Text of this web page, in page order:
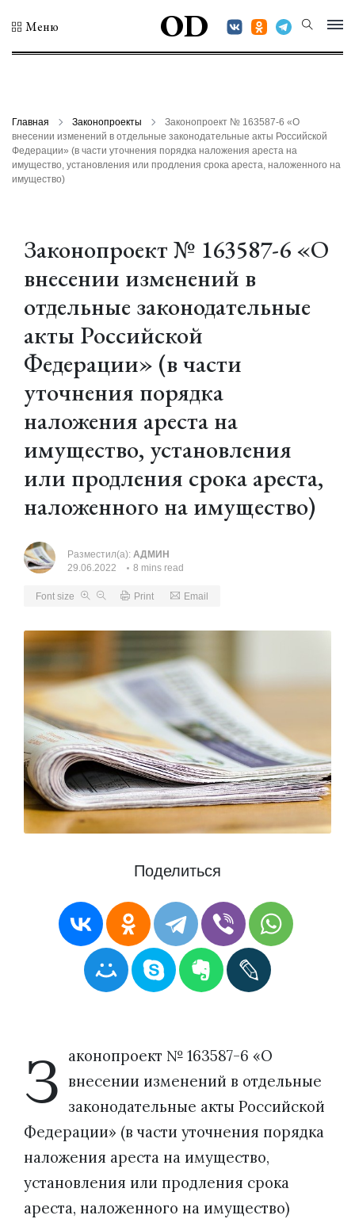
Меню OD
Главная Законопроекты
Законопроект № 163587-6 «О
внесении изменений в отдельные законодательные акты Российской
Федерации» (в части уточнения порядка наложения ареста на
имущество, установления или продления срока ареста, наложенного на
имущество)
Законопроект № 163587-6 «О
внесении изменений в
отдельные законодательные
акты Российской
Федерации» (в части
уточнения порядка
наложения ареста на
имущество, установления
или продления срока ареста,
наложенного на имущество)
Разместил(а): АДМИН
29.06.2022
8 mins read
Font size Print Email
Поделиться
З аконопроект № 163587-6 «О
внесении изменений в отдельные
законодательные акты Российской
Федерации» (в части уточнения порядка
наложения ареста на имущество,
установления или продления срока
ареста, наложенного на имущество)